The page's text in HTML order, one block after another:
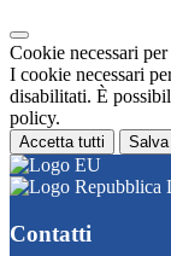
Cookie necessari
I cookie necessari
disabilitati. È
policy.
Accetta tutti
Contatti